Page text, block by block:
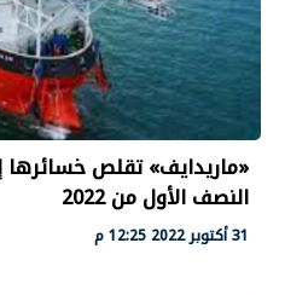
النصف الأول من 2022
31 أكتوبر 2022 12:25 م